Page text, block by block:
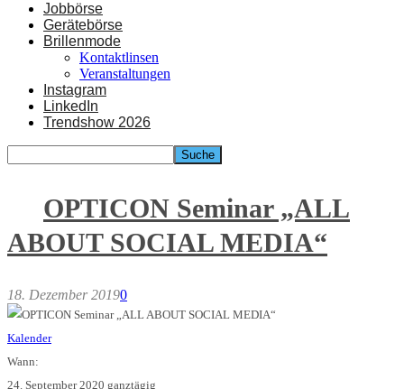
Jobbörse
Gerätebörse
Brillenmode
Kontaktlinsen
Veranstaltungen
Instagram
LinkedIn
Trendshow 2026
OPTICON Seminar „ALL
ABOUT SOCIAL MEDIA“
18. Dezember 20190
Kalender
Wann:
24. September 2020 ganztägig